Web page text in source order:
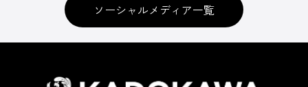
ソーシャルメディア一覧